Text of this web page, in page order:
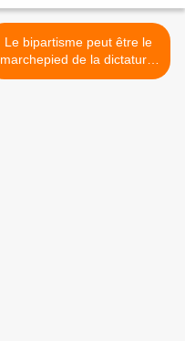
Le bipartisme peut être le
marchepied de la dictature!
>